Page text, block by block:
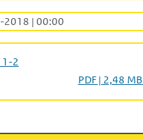
2018 | 00:00
1-2
PDF | 2,48 MB